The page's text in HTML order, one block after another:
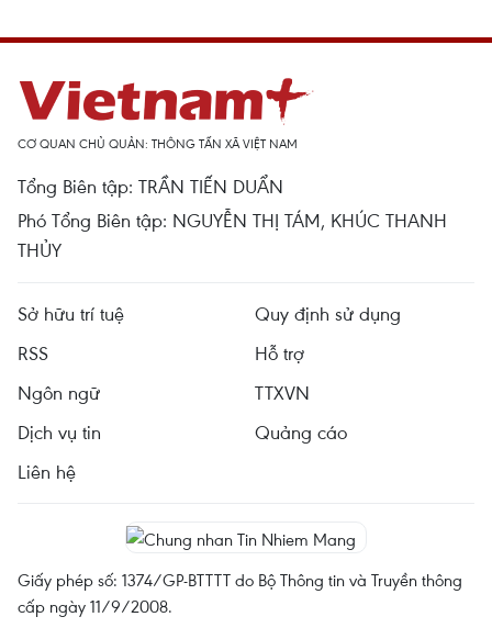
CƠ QUAN CHỦ QUẢN: THÔNG TẤN XÃ VIỆT NAM
Tổng Biên tập: TRẦN TIẾN DUẨN
Phó Tổng Biên tập: NGUYỄN THỊ TÁM, KHÚC THANH
THỦY
Sở hữu trí tuệ
Quy định sử dụng
RSS
Hỗ trợ
Ngôn ngữ
TTXVN
Dịch vụ tin
Quảng cáo
Liên hệ
Giấy phép số: 1374/GP-BTTTT do Bộ Thông tin và Truyền thông
cấp ngày 11/9/2008.